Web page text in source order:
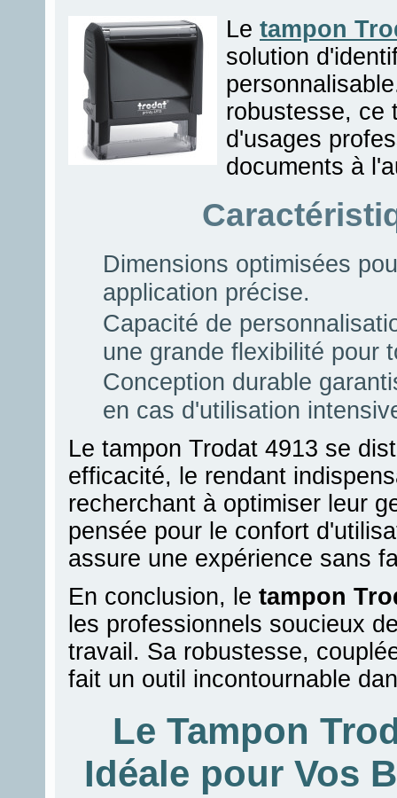
Le tampon
solution
robustesse, ce
d'usages
documents à
Dimensions optimisées
application précise.
Capacité de
une grande flexibilité pour
Conception durable
en cas d'utilisation
Le tampon Trodat 4913 se
efficacité, le rendant
recherchant à optimiser leur
pensée pour le confort
assure une expérience sans
En conclusion, le tampon
les professionnels soucieux
travail. Sa robustesse,
fait un outil incontournable
Le Tampon
Idéale pour Vos